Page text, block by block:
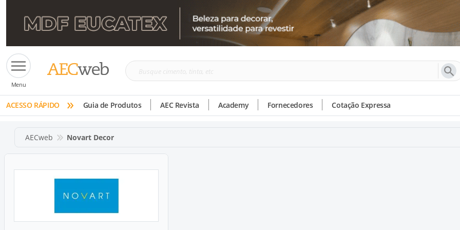
Menu
Busque
tinta,
etc
ACESSO RÁPIDO » Guia de Produtos AEC Revista Academy Fornecedores Cotação Expressa
AECweb Novart Decor